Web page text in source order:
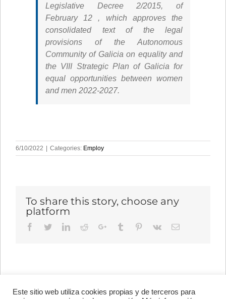
Legislative Decree 2/2015, of
February 12 , which approves the
consolidated text of the legal
provisions of the Autonomous
Community of Galicia on equality and
the VIII Strategic Plan of Galicia for
equal opportunities between women
and men 2022-2027.
6/10/2022 | Categories: Employ
To share this story, choose any
platform
Facebook
TwitterLinkedIn
RedditGoogle+Tumblr Pinterest
Vk Email
Este sitio web utiliza cookies propias y de terceros para